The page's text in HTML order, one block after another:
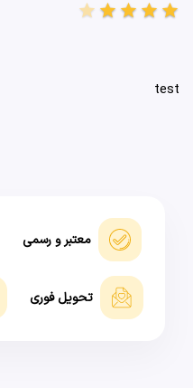
star
star
star
star
star
test
معتبر و رسمی
تحویل فوری